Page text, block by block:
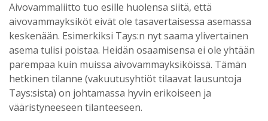
Aivovammaliitto tuo esille huolensa siitä, että
aivovammayksiköt eivät ole tasavertaisessa asemassa
keskenään. Esimerkiksi Tays:n nyt saama ylivertainen
asema tulisi poistaa. Heidän osaamisensa ei ole yhtään
parempaa kuin muissa aivovammayksiköissä. Tämän
hetkinen tilanne (vakuutusyhtiöt tilaavat lausuntoja
Tays:sista) on johtamassa hyvin erikoiseen ja
vääristyneeseen tilanteeseen.